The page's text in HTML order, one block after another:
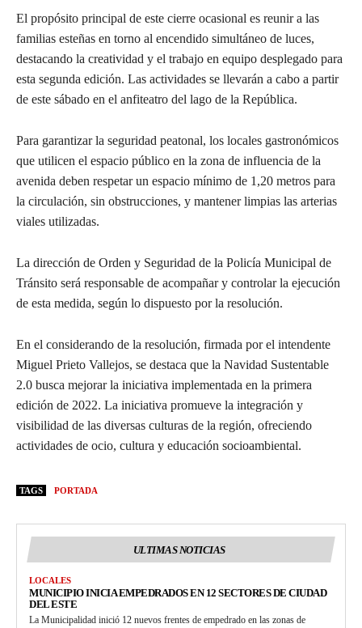
El propósito principal de este cierre ocasional es reunir a las
familias esteñas en torno al encendido simultáneo de luces,
destacando la creatividad y el trabajo en equipo desplegado para
esta segunda edición. Las actividades se llevarán a cabo a partir
de este sábado en el anfiteatro del lago de la República.
Para garantizar la seguridad peatonal, los locales gastronómicos
que utilicen el espacio público en la zona de influencia de la
avenida deben respetar un espacio mínimo de 1,20 metros para
la circulación, sin obstrucciones, y mantener limpias las arterias
viales utilizadas.
La dirección de Orden y Seguridad de la Policía Municipal de
Tránsito será responsable de acompañar y controlar la ejecución
de esta medida, según lo dispuesto por la resolución.
En el considerando de la resolución, firmada por el intendente
Miguel Prieto Vallejos, se destaca que la Navidad Sustentable
2.0 busca mejorar la iniciativa implementada en la primera
edición de 2022. La iniciativa promueve la integración y
visibilidad de las diversas culturas de la región, ofreciendo
actividades de ocio, cultura y educación socioambiental.
TAGS PORTADA
ULTIMAS NOTICIAS
LOCALES
MUNICIPIO INICIA EMPEDRADOS EN 12 SECTORES DE CIUDAD
DEL ESTE
La Municipalidad inició 12 nuevos frentes de empedrado en las zonas de